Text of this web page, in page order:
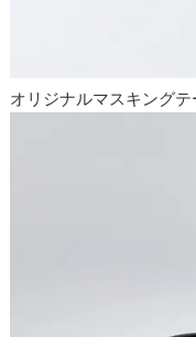
オリジナルマスキングテ